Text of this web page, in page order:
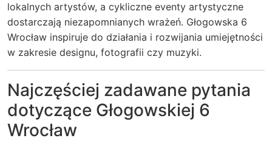
lokalnych artystów, a cykliczne eventy artystyczne
dostarczają niezapomnianych wrażeń. Głogowska 6
Wrocław inspiruje do działania i rozwijania umiejętności
w zakresie designu, fotografii czy muzyki.
Najczęściej zadawane pytania
dotyczące Głogowskiej 6
Wrocław